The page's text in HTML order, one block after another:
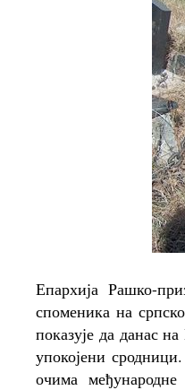
Епархија Рашко-
споменика на
показује да данас
упокојени
очима